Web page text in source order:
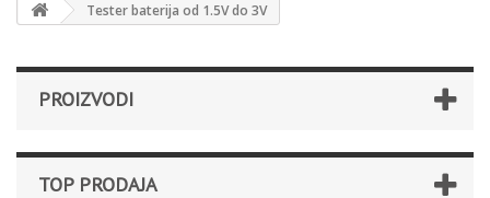
Tester baterija od 1.5V do 3V
PROIZVODI
TOP PRODAJA